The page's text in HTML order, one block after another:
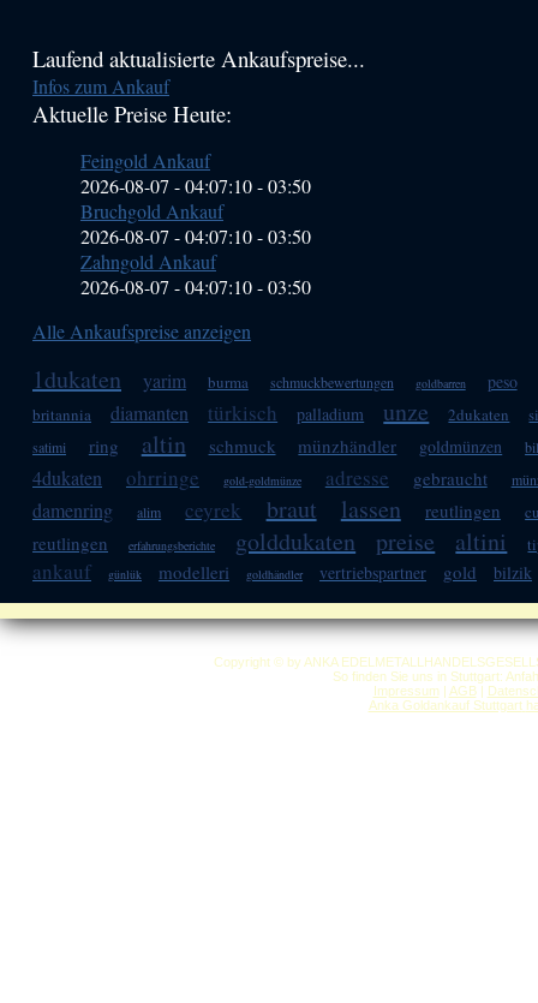
Haupt-
Sidebar
Laufend aktualisierte Ankaufspreise...
Infos zum Ankauf
Aktuelle Preise Heute:
Feingold Ankauf
2026-08-07 - 04:07:10-03:50
Bruchgold Ankauf
2026-08-07 - 04:07:10-03:50
Zahngold Ankauf
2026-08-07 - 04:07:10-03:50
Alle Ankaufspreise anzeigen
1dukaten yarim burma schmuckbewertungen goldbarren peso
britannia diamanten türkisch palladium unze 2dukaten
satimi ring altin schmuck münzhändler goldmünzen
4dukaten ohrringe gold-goldmünze adresse gebraucht
damenring alim ceyrek braut lassen reutlingen
reutlingen erfahrungsberichte golddukaten preise altini
ankauf günlük modelleri goldhändler vertriebspartner gold bilzik
Copyright © by ANKA
So finden Sie uns in Stuttgart:
Impressum| AGB|
Anka Goldankauf Stuttgart